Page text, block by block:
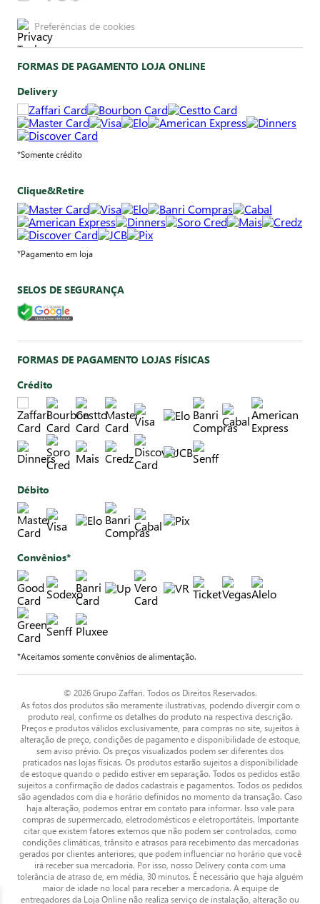
Preferências de cookies
FORMAS DE PAGAMENTO LOJA ONLINE
Delivery
*Somente crédito
Clique&Retire
*Pagamento em loja
SELOS DE SEGURANÇA
FORMAS DE PAGAMENTO LOJAS FÍSICAS
Crédito
Débito
Convênios*
*Aceitamos somente convênios de alimentação.
© 2026 Grupo Zaffari. Todos os Direitos Reservados.
As fotos dos produtos são meramente ilustrativas, podendo divergir com o
produto real, confirme os detalhes do produto na respectiva descrição.
Preços e produtos válidos exclusivamente, para compras no site, sujeitos à
alteração de preço, condições de pagamento e disponibilidade de estoque,
sem aviso prévio. Os preços visualizados podem ser diferentes dos
praticados nas lojas físicas. Os produtos estarão sujeitos a disponibilidade
de estoque quando o pedido estiver em separação. Todos os pedidos estão
sujeitos a confirmação de dados cadastrais e pagamentos. Todos os pedidos
são agendados com dia e horário definidos no momento da transação. Caso
haja alteração, podemos entrar em contato para informar. Isso vale para
compras de supermercado, eletrodomésticos e eletroportáteis. Importante
citar que existem fatores externos que não podem ser controlados, como
condições climáticas, trânsito e atrasos para recebimento das mercadorias
gerados por clientes anteriores, que podem influenciar no horário que você
irá receber sua mercadoria. Por isso, nosso Delivery conta com uma
tolerância de atraso de, em média, 30 minutos. É necessário que haja alguém
maior de idade no local para receber a mercadoria. A equipe de
entregadores da Loja Online não realiza serviço de instalação, alteração ou